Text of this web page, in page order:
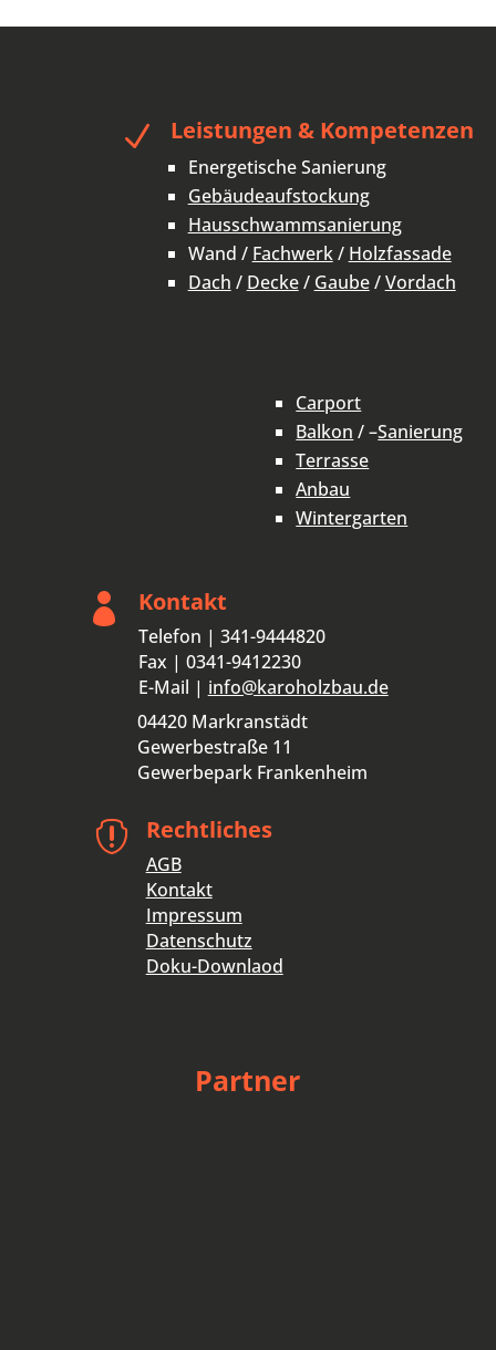
N Leistungen & Kompetenzen
Energetische Sanierung
Gebäudeaufstockung
Hausschwammsanierung
Wand / Fachwerk/ Holzfassade
Dach / Decke/ Gaube/Vordach
Carport
Balkon / –Sanierung
Terrasse
Anbau
Wintergarten
 Kontakt
Telefon | 341-9444820
Fax | 0341-9412230
E-Mail | info@karoholzbau.de
04420 Markranstädt
Gewerbestraße 11
Gewerbepark Frankenheim
 Rechtliches
AGB
Kontakt
Impressum
Datenschutz
Doku-Downlaod
Partner